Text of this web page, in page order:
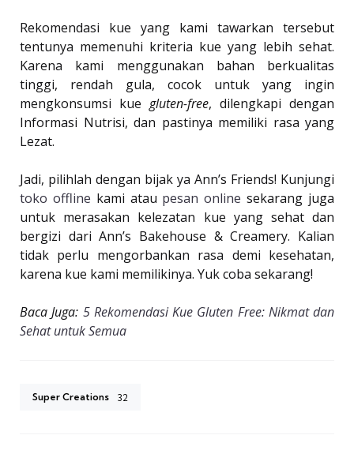
Rekomendasi kue yang kami tawarkan tersebut
tentunya memenuhi kriteria kue yang lebih sehat.
Karena kami menggunakan bahan berkualitas
tinggi, rendah gula, cocok untuk yang ingin
mengkonsumsi kue gluten-free, dilengkapi dengan
Informasi Nutrisi, dan pastinya memiliki rasa yang
Lezat.
Jadi, pilihlah dengan bijak ya Ann’s Friends! Kunjungi
toko offline kami atau pesan online sekarang juga
untuk merasakan kelezatan kue yang sehat dan
bergizi dari Ann’s Bakehouse & Creamery. Kalian
tidak perlu mengorbankan rasa demi kesehatan,
karena kue kami memilikinya. Yuk coba sekarang!
Baca Juga: 5 Rekomendasi Kue Gluten Free: Nikmat dan
Sehat untuk Semua
Super Creations 32